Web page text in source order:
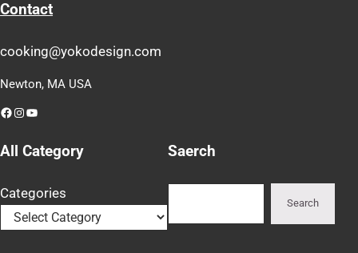
Contact
cooking@yokodesign.com
Newton, MA USA
Facebook
Instagram
YouTube
All Category
Categories
Saerch
Search